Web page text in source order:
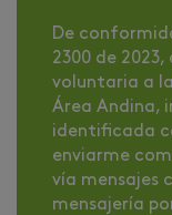
De
2300 de
voluntaria a
Área Andina,
identificada
enviarme
vía mensajes
mensajería